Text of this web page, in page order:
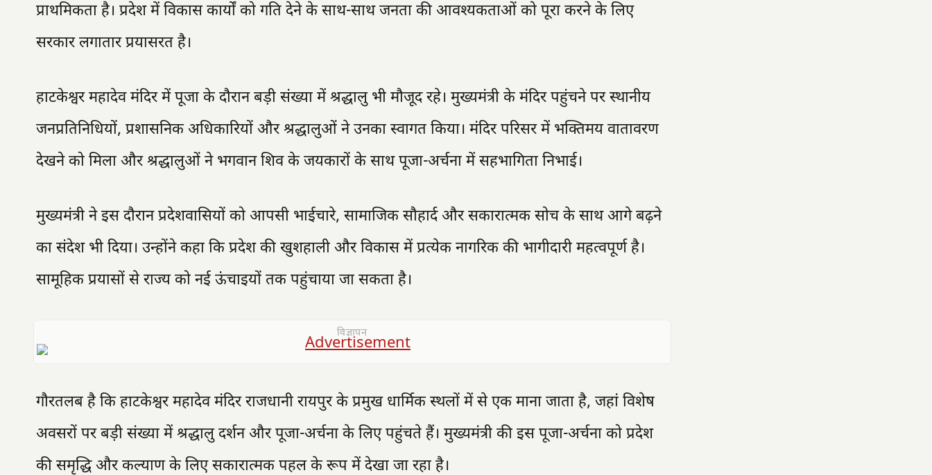
प्राथमिकता है। प्रदेश में विकास कार्यों को गति देने के साथ-साथ जनता की आवश्यकताओं को पूरा करने के लिए
सरकार लगातार प्रयासरत है।
हाटकेश्वर महादेव मंदिर में पूजा के दौरान बड़ी संख्या में श्रद्धालु भी मौजूद रहे। मुख्यमंत्री के मंदिर पहुंचने पर स्थानीय
जनप्रतिनिधियों, प्रशासनिक अधिकारियों और श्रद्धालुओं ने उनका स्वागत किया। मंदिर परिसर में भक्तिमय वातावरण
देखने को मिला और श्रद्धालुओं ने भगवान शिव के जयकारों के साथ पूजा-अर्चना में सहभागिता निभाई।
मुख्यमंत्री ने इस दौरान प्रदेशवासियों को आपसी भाईचारे, सामाजिक सौहार्द और सकारात्मक सोच के साथ आगे बढ़ने
का संदेश भी दिया। उन्होंने कहा कि प्रदेश की खुशहाली और विकास में प्रत्येक नागरिक की भागीदारी महत्वपूर्ण है।
सामूहिक प्रयासों से राज्य को नई ऊंचाइयों तक पहुंचाया जा सकता है।
विज्ञापन
गौरतलब है कि हाटकेश्वर महादेव मंदिर राजधानी रायपुर के प्रमुख धार्मिक स्थलों में से एक माना जाता है, जहां विशेष
अवसरों पर बड़ी संख्या में श्रद्धालु दर्शन और पूजा-अर्चना के लिए पहुंचते हैं। मुख्यमंत्री की इस पूजा-अर्चना को प्रदेश
की समृद्धि और कल्याण के लिए सकारात्मक पहल के रूप में देखा जा रहा है।